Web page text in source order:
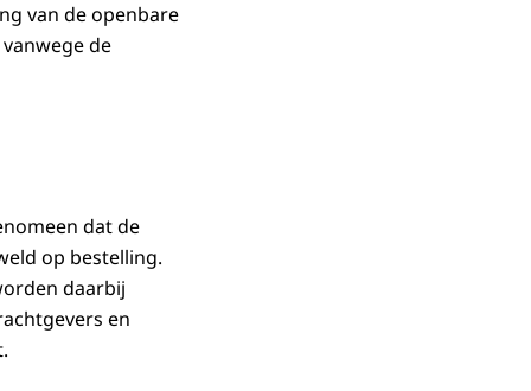
van de openbare
de
dat de
op bestelling.
daarbij
en